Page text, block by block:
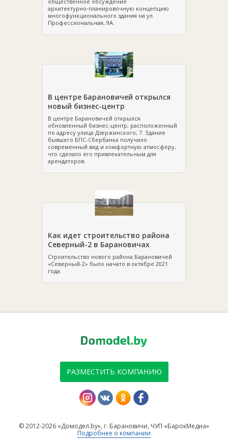
архитектурно‑планировочную концепцию
многофункционального здания на ул.
Профессиональная, 9А.
В центре Барановичей открылся
новый бизнес-центр
В центре Барановичей открылся
обновленный бизнес-центр, расположенный
по адресу улица Дзержинского, 7. Здание
бывшего БПС-Сбербанка получило
современный вид и комфортную атмосферу,
что сделало его привлекательным для
арендаторов.
Как идет строительство района
Северный-2 в Барановичах
Строительство нового района Барановичей
«Северный-2» было начато в октябре 2021
года.
РАЗМЕСТИТЬ КОМПАНИЮ
© 2012-2026 «Домодел.by», г. Барановичи, ЧУП «БарокМедиа»
Подробнее о компании